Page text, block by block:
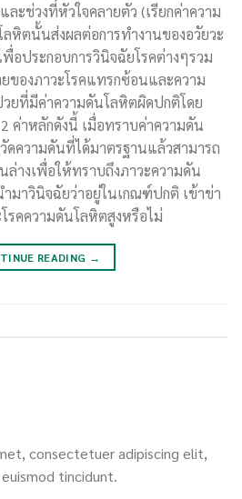
ละช่วงที่หัวใจคลายตัว (เรียกค่าความ
หิตนั้นส่งผลต่อการทำงานของอวัยวะ
อประกอบการวินิจฉัยโรคต่างๆรวม
ของภาวะโรคแทรกซ้อนและความ
วยที่มีค่าความดันโลหิตผิดปกติโดย
ค่าหลักดังนี้ เมื่อทราบค่าความดัน
ดความดันที่ได้มาตรฐานแล้วสามารถ
ล่างเพื่อให้ทราบถึงภาวะความดัน
มาวินิจฉัยว่าอยู่ในเกณฑ์ปกติ เข้าข่า
รคความดันโลหิตสูงหรือไม่
READING →
consectetuer adipiscing elit,
tincidunt.